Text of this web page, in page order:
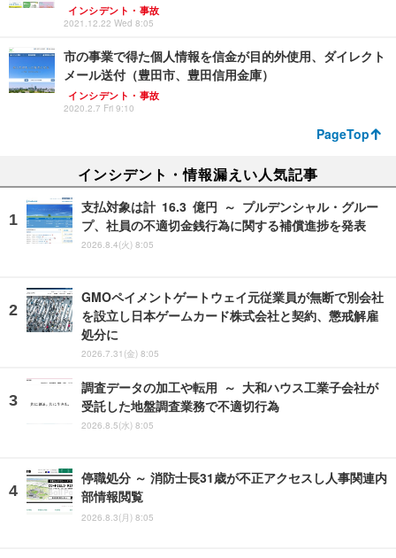
インシデント・事故
2021.12.22 Wed 8:05
市の事業で得た個人情報を信金が目的外使用、ダイレクト
メール送付（豊田市、豊田信用金庫）
インシデント・事故
2020.2.7 Fri 9:10
PageTop
インシデント・情報漏えい人気記事
支払対象は計 16.3 億円 ～ プルデンシャル・グルー
プ、社員の不適切金銭行為に関する補償進捗を発表
2026.8.4(火) 8:05
GMOペイメントゲートウェイ元従業員が無断で別会社
を設立し日本ゲームカード株式会社と契約、懲戒解雇
処分に
2026.7.31(金) 8:05
調査データの加工や転用 ～ 大和ハウス工業子会社が
受託した地盤調査業務で不適切行為
2026.8.5(水) 8:05
停職処分 ～ 消防士長31歳が不正アクセスし人事関連内
部情報閲覧
2026.8.3(月) 8:05